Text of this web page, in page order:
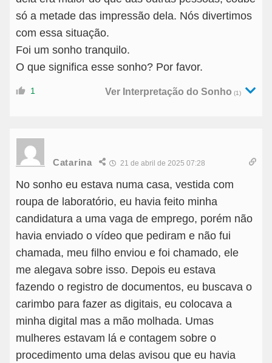
só a metade das impressão dela. Nós divertimos
com essa situação.
Foi um sonho tranquilo.
O que significa esse sonho? Por favor.
1 Ver Interpretação do Sonho (1)
Catarina 21 de abril de 2025 07:28
No sonho eu estava numa casa, vestida com
roupa de laboratório, eu havia feito minha
candidatura a uma vaga de emprego, porém não
havia enviado o vídeo que pediram e não fui
chamada, meu filho enviou e foi chamado, ele
me alegava sobre isso. Depois eu estava
fazendo o registro de documentos, eu buscava o
carimbo para fazer as digitais, eu colocava a
minha digital mas a mão molhada. Umas
mulheres estavam lá e contagem sobre o
procedimento uma delas avisou que eu havia